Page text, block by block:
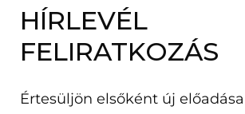
HÍRLEVÉL
FELIRATKOZÁS
Értesüljön elsőként új